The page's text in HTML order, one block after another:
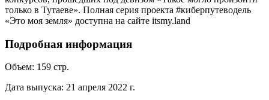
только в Тутаеве». Полная серия проекта #киберпутеводель
«Это моя земля» доступна на сайте itsmy.land
Подробная информация
Объем: 159 стр.
Дата выпуска: 21 апреля 2022 г.